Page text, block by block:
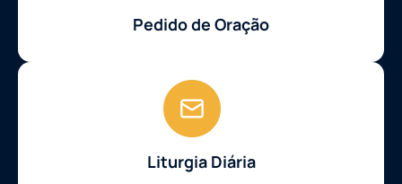
Pedido de Oração
Liturgia Diária